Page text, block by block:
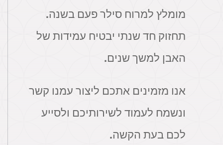
מומלץ למרוח סילר פעם בשנה.
תחזוק חד שנתי יבטיח עמידות של
האבן למשך שנים.
אנו מזמינים אתכם ליצור עמנו קשר
ונשמח לעמוד לשירותיכם ולסייע
לכם בעת הקשה.